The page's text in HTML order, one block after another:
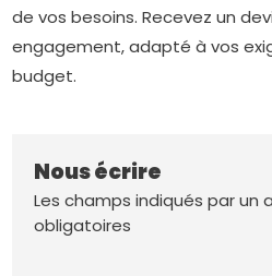
de vos besoins. Recevez un
engagement, adapté à vos
budget.
Nous écrire
Les champs indiqués par un
obligatoires